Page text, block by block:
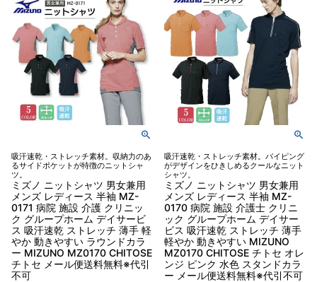
吸汗速乾・ストレッチ素材。収納力のあ
るサイドポケットが特徴のニットシャ
ツ。
ミズノ ニットシャツ 男女兼用
メンズ レディース 半袖 MZ-
0171 病院 施設 介護 クリニッ
ク グループホーム デイサービ
ス 吸汗速乾 ストレッチ 薄手 軽
やか 動きやすい ラウンドカラ
ー MIZUNO MZ0170 CHITOSE
チトセ メール便送料無料※代引
不可
吸汗速乾・ストレッチ素材。バイピング
がデザインをひきしめるクールなニット
シャツ。
ミズノ ニットシャツ 男女兼用
メンズ レディース 半袖 MZ-
0170 病院 施設 介護士 クリニ
ック グループホーム デイサー
ビス 吸汗速乾 ストレッチ 薄手
軽やか 動きやすい MIZUNO
MZ0170 CHITOSE チトセ オレ
ンジ ピンク 水色 スタンドカラ
ー メール便送料無料※代引不可